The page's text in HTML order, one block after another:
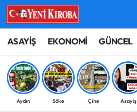
ASAYİŞ EKONOMİ GÜNCEL
Aydın Söke Çine Asayiş
ASAYİŞ
BİLİM-TEKNOLOJİ
ÇEVRE
Aydın Nöbetçi Eczaneler
Aydın Hava Durumu
Aydin Namaz Vakitleri